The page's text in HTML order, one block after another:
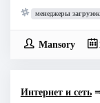
менеджеры загрузок
Mansory
Интернет и сеть